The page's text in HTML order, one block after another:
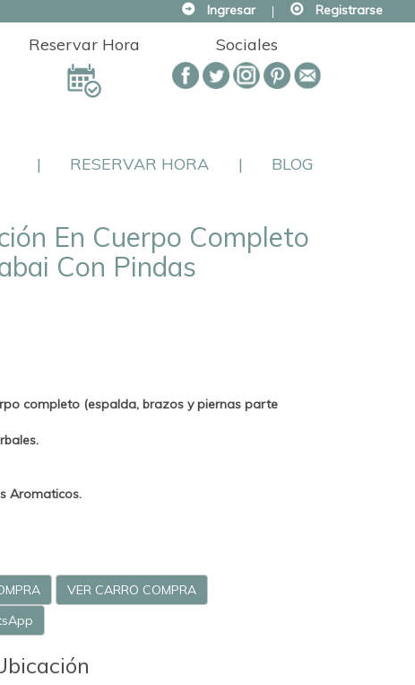
Ingresar | Registrarse
Reservar Hora Sociales
| RESERVAR HORA | BLOG
En Cuerpo Completo
Con Pindas
completo (espalda, brazos y piernas parte
Aromaticos.
VER CARRO COMPRA